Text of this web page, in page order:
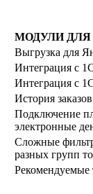
МОДУЛИ ДЛЯ
Выгрузка для
Интеграция с
Интеграция с
История
Подключение
электронные
Сложные
разных групп
Рекомендуемые